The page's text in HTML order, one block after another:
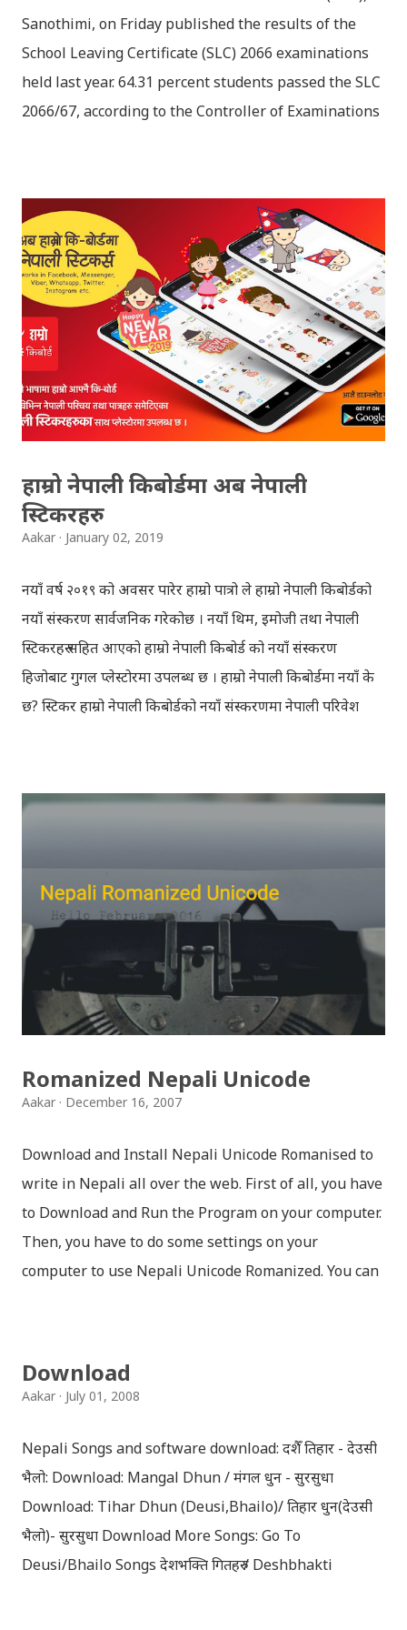
Sanothimi, on Friday published the results of the
School Leaving Certificate (SLC) 2066 examinations
held last year. 64.31 percent students passed the SLC
2066/67, according to the Controller of Examinations
Download the file and search your ‘symbol number’.
Congratulations to all, who passed SLC this year. And
if you want to see your results with marks then, you
can follow THT (symbol no. and birth date required).
Download SLC Result 2066/2067 (2009-2010) :
REGULAR: EXEMPTED: Distinction --------------- First
division First division Second Division Second
Division Third Division Third Division Withheld
Withheld ...
हाम्रो नेपाली किबोर्डमा अब नेपाली
स्टिकरहरु
Aakar January 02, 2019
नयाँ वर्ष २०१९ को अवसर पारेर हाम्रो पात्रो ले हाम्रो नेपाली किबोर्डको
नयाँ संस्करण सार्वजनिक गरेकोछ । नयाँ थिम, इमोजी तथा नेपाली
स्टिकरहरु सहित आएको हाम्रो नेपाली किबोर्ड को नयाँ संस्करण
हिजोबाट गुगल प्लेस्टोरमा उपलब्ध छ । हाम्रो नेपाली किबोर्डमा नयाँ के
छ? स्टिकर हाम्रो नेपाली किबोर्डको नयाँ संस्करणमा नेपाली परिवेश
इन्स्टाग्राम आदि जुनसुकै एप्लिकेशनमा पनि प्रयोग गर्न मिल्ने यी नेपाली
मैचासमेत गरी आठ किसिमका स्टिकरहरु समावेश गरिएकोछ । हाम्रो
नेपाली किबोर्डको इमोजी खण्डमा गएर यी स्टिकरहरु प्रयोग गर्न सकिन्छ
। थिम हाम्रो नेपाली किबोर्डको यस संस्करणमा नयाँ किबोर्ड थिम पनि
थपिएको छ । हाम्रो नेपाली किबोर्डको सेटिङमा गएर आफूलाई मन पर्ने
थिम छान्न सकिन्छ । डार्क तथा लाइट गरेर हाललाई दुई डिजाइनमा
किबोर्ड थिम उपलब्ध छ । चलनचल्तिको “ब...
Romanized Nepali Unicode
Aakar December 16, 2007
Download and Install Nepali Unicode Romanised to
write in Nepali all over the web. First of all, you have
to Download and Run the Program on your computer.
Then, you have to do some settings on your
computer to use Nepali Unicode Romanized. You can
Install: Run setup file; Go to control Panel; Open
Language Options; Go to Language Options & tick on
check box (install files..... Thai, instal....east
Asian...languages): Click apply-it might ask for
windows CD: Insert CD or you can directly copy
"i386" files too; And install all: then you have done;
Download
Aakar July 01, 2008
Nepali Songs and software download: दशैँ तिहार - देउसी
भैलो: Download: Mangal Dhun / मंगल धुन - सुरसुधा
Download: Tihar Dhun (Deusi,Bhailo)/ तिहार धुन(देउसी
भैलो)- सुरसुधा Download More Songs: Go To
Deusi/Bhailo Songs देशभक्ति गितहरु / Deshbhakti